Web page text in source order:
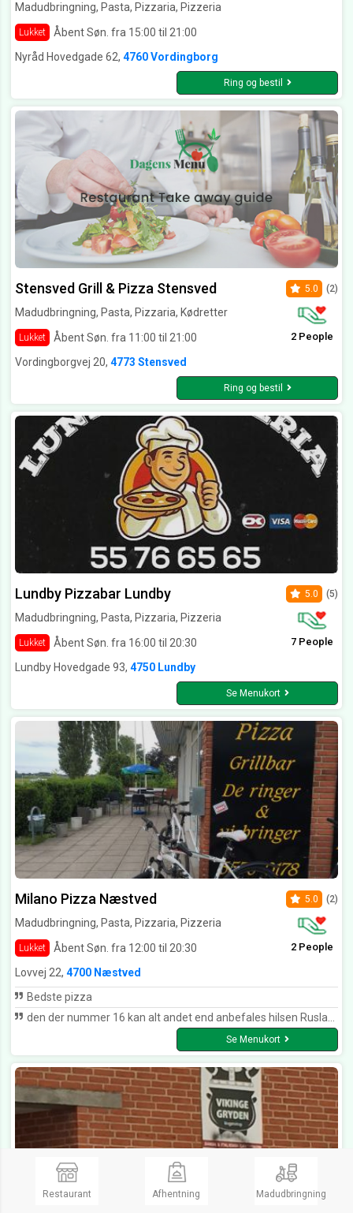
Madudbringning, Pasta, Pizzaria, Pizzeria
Lukket
Åbent Søn. fra 15:00 til 21:00
Nyråd Hovedgade 62, 4760 Vordingborg
Ring og bestil
Stensved Grill & Pizza Stensved
Madudbringning, Pasta, Pizzaria, Kødretter
Lukket Åbent Søn. fra 11:00 til 21:00
5.0 (2)
2 People
Vordingborgvej 20, 4773 Stensved
Ring og bestil
Lundby Pizzabar Lundby
Madudbringning, Pasta, Pizzaria, Pizzeria
Lukket Åbent Søn. fra 16:00 til 20:30
5.0 (5)
7 People
Lundby Hovedgade 93, 4750 Lundby
Se Menukort
Milano Pizza Næstved
Madudbringning, Pasta, Pizzaria, Pizzeria
Lukket Åbent Søn. fra 12:00 til 20:30
5.0 (2)
2 People
Lovvej 22, 4700 Næstved
Bedste pizza
den der nummer 16 kan alt andet end anbefales hilsen Rusland bring zarstyret tilbage rossiya da zdravstvuyet sovetskiy
Se Menukort
Restaurant Afhentning Madudbringning